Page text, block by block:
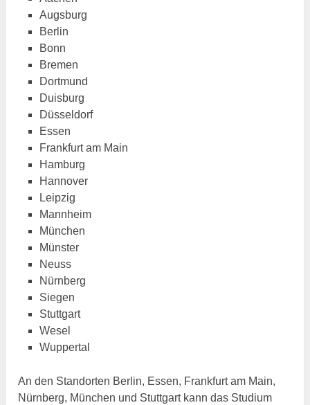
Augsburg
Berlin
Bonn
Bremen
Dortmund
Duisburg
Düsseldorf
Essen
Frankfurt am Main
Hamburg
Hannover
Leipzig
Mannheim
München
Münster
Neuss
Nürnberg
Siegen
Stuttgart
Wesel
Wuppertal
An den Standorten Berlin, Essen, Frankfurt am Main,
Nürnberg, München und Stuttgart kann das Studium